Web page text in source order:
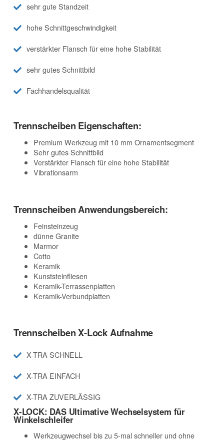
sehr gute Standzeit
hohe Schnittgeschwindigkeit
verstärkter Flansch für eine hohe Stabilität
sehr gutes Schnittbild
Fachhandelsqualität
Trennscheiben Eigenschaften:
Premium Werkzeug mit 10 mm Ornamentsegment
Sehr gutes Schnittbild
Verstärkter Flansch für eine hohe Stabilität
Vibrationsarm
Trennscheiben Anwendungsbereich:
Feinsteinzeug
dünne Granite
Marmor
Cotto
Keramik
Kunststeinfliesen
Keramik-Terrassenplatten
Keramik-Verbundplatten
Trennscheiben X-Lock Aufnahme
X-TRA SCHNELL
X-TRA EINFACH
X-TRA ZUVERLÄSSIG
X-LOCK: DAS Ultimative Wechselsystem für
Winkelschleifer
Werkzeugwechsel bis zu 5-mal schneller und ohne